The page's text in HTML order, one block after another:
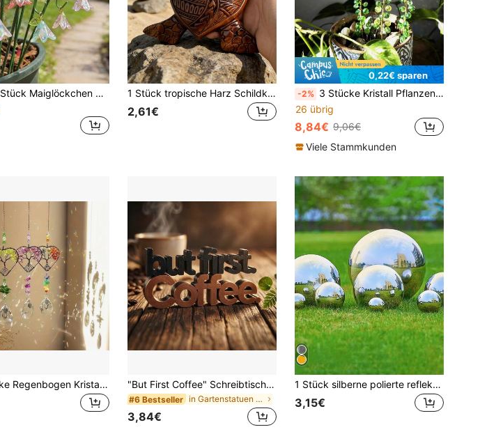
40/20/2 Stück Maiglöckchen Gartendekoration Stäbe, Metall Gartenkunst Dekoration, Außenrasen Weg Garten Pflanzgefäß mit Harztopf, Geburtstags- und Hochzeitsgeschenk, Halloween, Weihnachten, Frühlingsdekoration, Feengarten Dekoration
1 Stück tropische Harz Schildkröten Skulptur mit Palmenbaum Schnitzerei, Strand Heim und Garten Dekoration, Ozean Tier Statue geeignet für Hof, Balkon, Tisch und Küstenstil Wohnzimmer, perfekt für Meeresthemen in Innen- und Außenbereichen
2,61€
0,22€ sparen
-2% 3 Stücke Kristall Pflanzenständer für Innenräume, Kristall Sonnenfänger, geeignet für Miniatur-Gärten und Topfpflanzen-Dekoration, Fensterbrett-Garten
26 übrig
8,84€ 9,06€
Viele Stammkunden
1/3 Stücke Regenbogen Kristall Sonnenfänger, Lebensbaum Sonnenfänger herzförmige hängende Dekoration Chakra Stein Fenster Kristallkugel Prisma Anhänger Garten Zuhause Auto Dekoration "But First Coffee" Schreibtischschild, Kunststoff Kaffee Bar Dekoration, moderner minimalistischer Schreibtisch-Ornament, geeignet für Büroschreibtisch, Küchenarbeitsplatte oder Kaffeestation, einzigartiges Geschenk für Kaffeeliebhaber
#6 Bestseller in Gartenstatuen & Skulpturen
3,84€
1 Stück silberne polierte reflektierende glatte Gartenkugel aus Edelstahl, dicke Cut Out Spiegeleffekt-Kugel für Partydekoration, runde Edelstahlkugel
3,15€